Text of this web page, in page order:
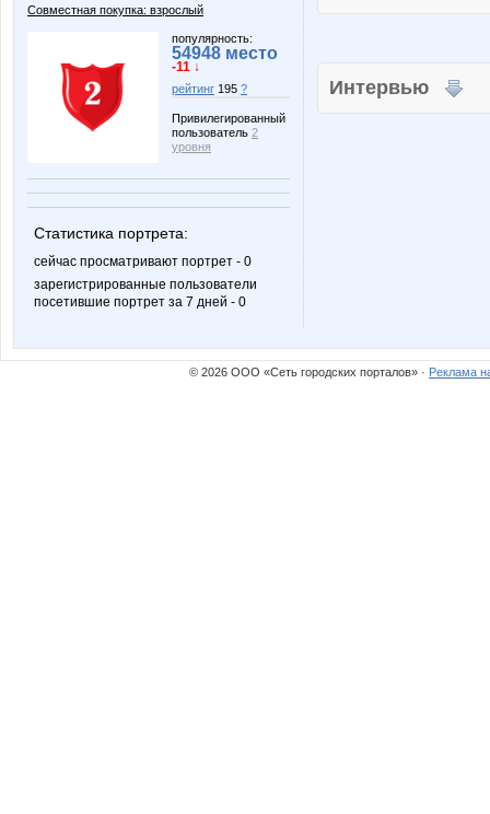
Совместная покупка: взрослый
популярность:
54948 место
-11 ↓
рейтинг 195 ?
Привилегированный
пользователь 2
уровня
Статистика портрета:
сейчас просматривают портрет - 0
зарегистрированные пользователи
посетившие портрет за 7 дней - 0
Интервью
© 2026 ООО «Сеть городских порталов» · Реклама